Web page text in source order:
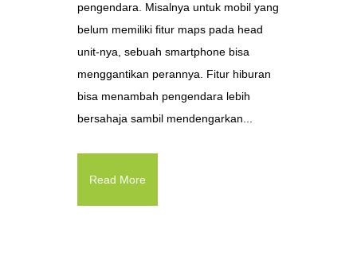
pengendara. Misalnya untuk mobil yang
belum memiliki fitur maps pada head
unit-nya, sebuah smartphone bisa
menggantikan perannya. Fitur hiburan
bisa menambah pengendara lebih
bersahaja sambil mendengarkan...
Read More